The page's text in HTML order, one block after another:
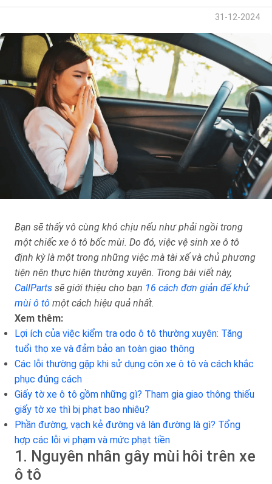
31-12-2024
Bạn sẽ thấy vô cùng khó chịu nếu như phải ngồi trong
một chiếc xe ô tô bốc mùi. Do đó, việc vệ sinh xe ô tô
định kỳ là một trong những việc mà tài xế và chủ phương
tiện nên thực hiện thường xuyên. Trong bài viết này,
CallParts sẽ giới thiệu cho bạn 16 cách đơn giản để khử
mùi ô tô một cách hiệu quả nhất.
Xem thêm:
Lợi ích của việc kiểm tra odo ô tô thường xuyên: Tăng
tuổi thọ xe và đảm bảo an toàn giao thông
Các lỗi thường gặp khi sử dụng côn xe ô tô và cách khắc
phục đúng cách
Giấy tờ xe ô tô gồm những gì? Tham gia giao thông thiếu
giấy tờ xe thì bị phạt bao nhiêu?
Phần đường, vạch kẻ đường và làn đường là gì? Tổng
hợp các lỗi vi phạm và mức phạt tiền
1. Nguyên nhân gây mùi hôi trên xe
ô tô